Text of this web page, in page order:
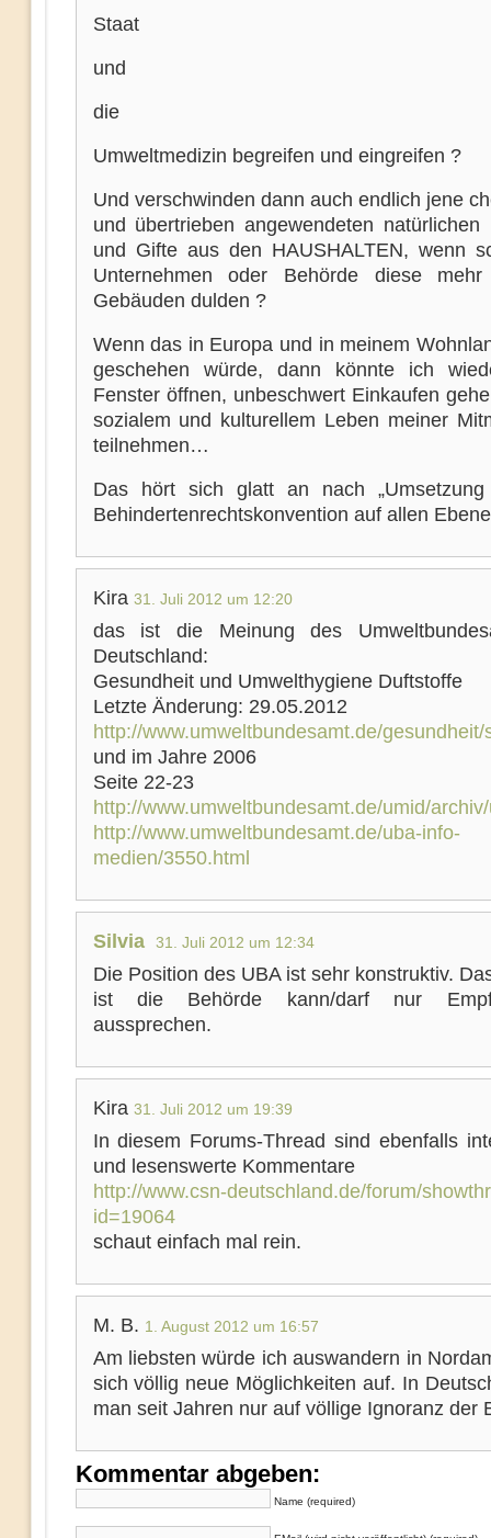
Staat
und
die
Umweltmedizin begreifen und eingreifen ?
Und verschwinden dann auch endlich jene
und übertrieben angewendeten natürlichen
und Gifte aus den HAUSHALTEN, wenn
Unternehmen oder Behörde diese
Gebäuden dulden ?
Wenn das in Europa und in meinem
geschehen würde, dann könnte ich
Fenster öffnen, unbeschwert Einkaufen
sozialem und kulturellem Leben meiner
teilnehmen…
Das hört sich glatt an nach
Behindertenrechtskonvention auf allen
Kira 31. Juli 2012 um 12:20
das ist die Meinung des
Deutschland:
Gesundheit und Umwelthygiene Duftstoffe
Letzte Änderung: 29.05.2012
http://www.umweltbundesamt.de/
und im Jahre 2006
Seite 22-23
http://www.umweltbundesamt.de/umid/
http://www.umweltbundesamt.de/uba-info-
medien/3550.html
Silvia 31. Juli 2012 um 12:34
Die Position des UBA ist sehr konstruktiv.
ist die Behörde kann/darf nur
aussprechen.
Kira 31. Juli 2012 um 19:39
In diesem Forums-Thread sind ebenfalls
und lesenswerte Kommentare
http://www.csn-deutschland.de/forum/
id=19064
schaut einfach mal rein.
M. B. 1. August 2012 um 16:57
Am liebsten würde ich auswandern in
sich völlig neue Möglichkeiten auf. In
man seit Jahren nur auf völlige Ignoranz der
Kommentar abgeben:
Name (required)